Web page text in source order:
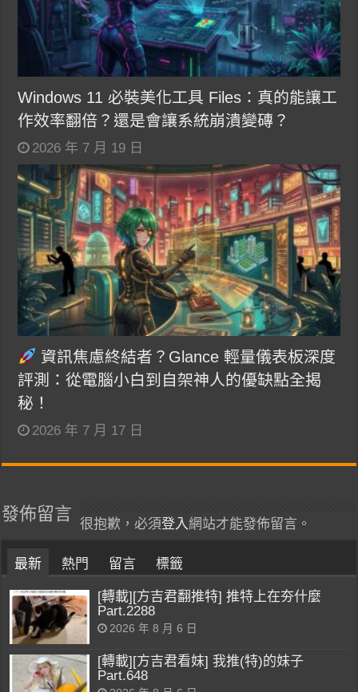
Windows 11 必裝美化工具 Files：真的能讓工
作效率翻倍？還是會讓系統崩潰變磚？
2026 年 7 月 19 日
資訊焦慮終結者？Glance 輕量儀表板深度
評測：從電腦小白到自架神人的優缺點全揭
秘！
2026 年 7 月 17 日
發佈留言
很抱歉，必須登入網站才能發佈留言。
最新 熱門 留言 標籤
[轉載][方吉君翻推特] 推特上在夯什麼
Part.2288
2026 年 8 月 6 日
[轉載][方吉君看妹] 我推(特)的妹子
Part.648